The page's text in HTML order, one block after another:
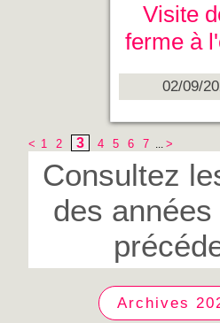
Visite
ferme à
02/09/
< 1 2 3 4 5 6 7 ...>
Consultez
des
Archives